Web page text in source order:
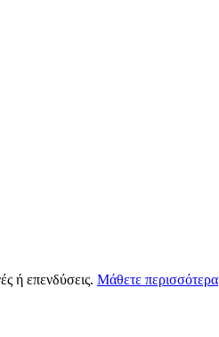
ή επενδύσεις. Μάθετε περισσότερα